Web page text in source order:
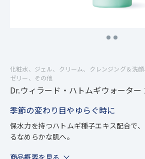
化粧水、ジェル、クリーム、クレンジング＆洗
ゼリー、その他
Dr.ウィラード・ハトムギウォータ
季節の変わり目やゆらぐ時に
保水力を持つハトムギ種子エキス配合で
るなめらかな肌へ。
商品概要を見る